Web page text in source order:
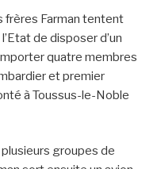
frères Farman tentent
de disposer d’un
quatre membres
et premier
à Toussus-le-Noble
plusieurs groupes de